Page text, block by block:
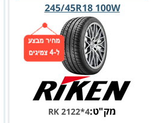
245/45R18 100W
מק"ט:RK 2122*4